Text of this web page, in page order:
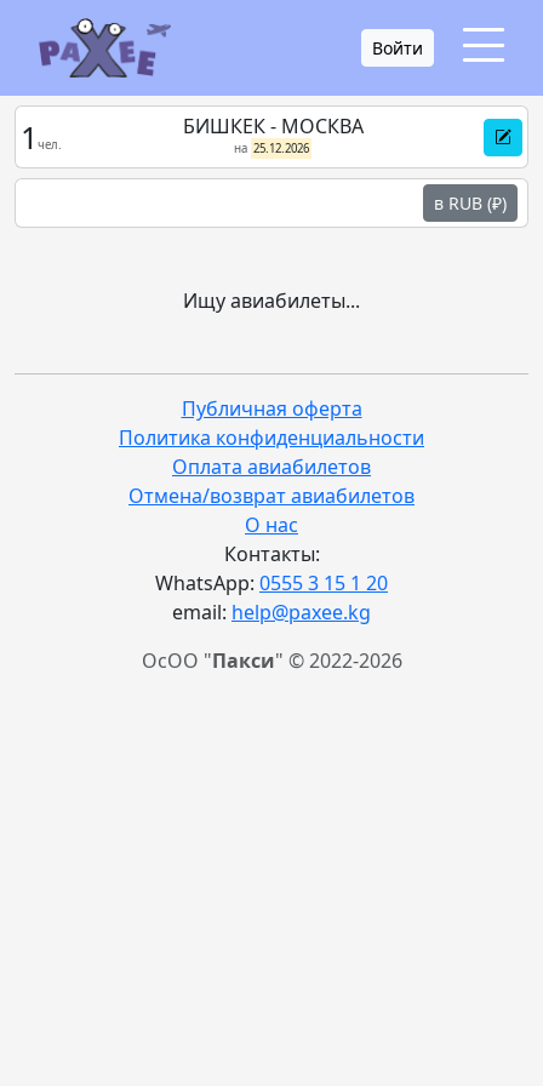
Войти
1 чел.
БИШКЕК - МОСКВА
на 25.12.2026
в RUB (₽)
Ищу авиабилеты...
Публичная оферта
Политика конфиденциальности
Оплата авиабилетов
Отмена/возврат авиабилетов
О нас
Контакты:
WhatsApp: 0555 3 15 1 20
email: help@paxee.kg
ОсОО "Пакси" © 2022-2026